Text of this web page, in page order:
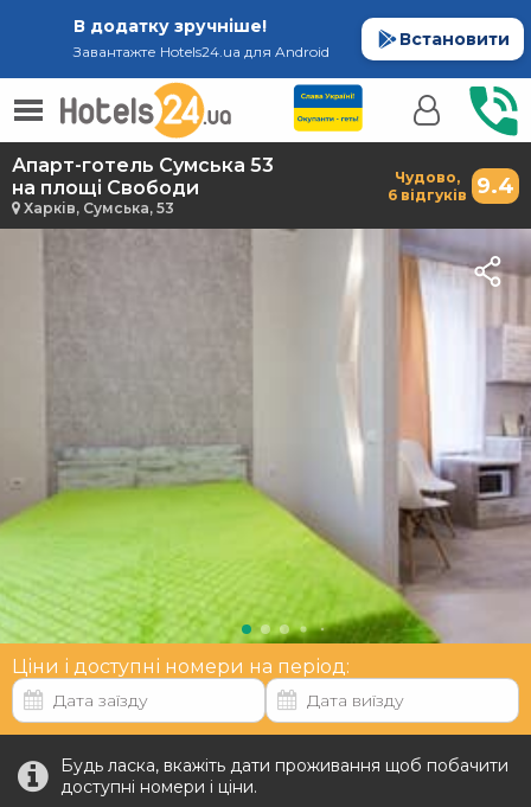
В додатку зручніше!
Завантажте Hotels24.ua для Android
Встановити
Апарт-готель Сумська 53
на площі Свободи
Харків, Сумська, 53
Чудово, 9.4
6 відгуків
Ціни і доступні номери на період:
Будь ласка, вкажіть дати проживання щоб побачити
доступні номери і ціни.